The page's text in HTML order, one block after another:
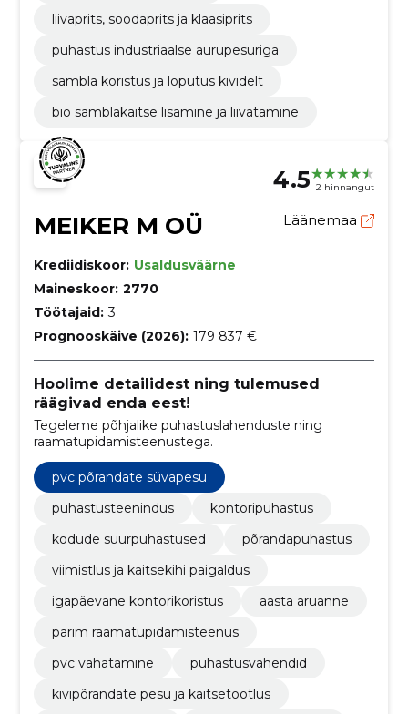
liivaprits, soodaprits ja klaasiprits
puhastus industriaalse aurupesuriga
sambla koristus ja loputus kividelt
bio samblakaitse lisamine ja liivatamine
4.5 2 hinnangut
MEIKER M OÜ Läänemaa
Krediidiskoor: Usaldusväärne
Maineskoor: 2770
Töötajaid: 3
Prognooskäive (2026): 179 837 €
Hoolime detailidest ning tulemused
räägivad enda eest!
Tegeleme põhjalike puhastuslahenduste ning
raamatupidamisteenustega.
pvc põrandate süvapesu
puhastusteenindus
kontoripuhastus
kodude suurpuhastused
põrandapuhastus
viimistlus ja kaitsekihi paigaldus
igapäevane kontorikoristus
aasta aruanne
parim raamatupidamisteenus
pvc vahatamine
puhastusvahendid
kivipõrandate pesu ja kaitsetöötlus